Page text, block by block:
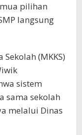
pilihan
langsung
(MKKS)
sistem
sama sekolah
melalui Dinas